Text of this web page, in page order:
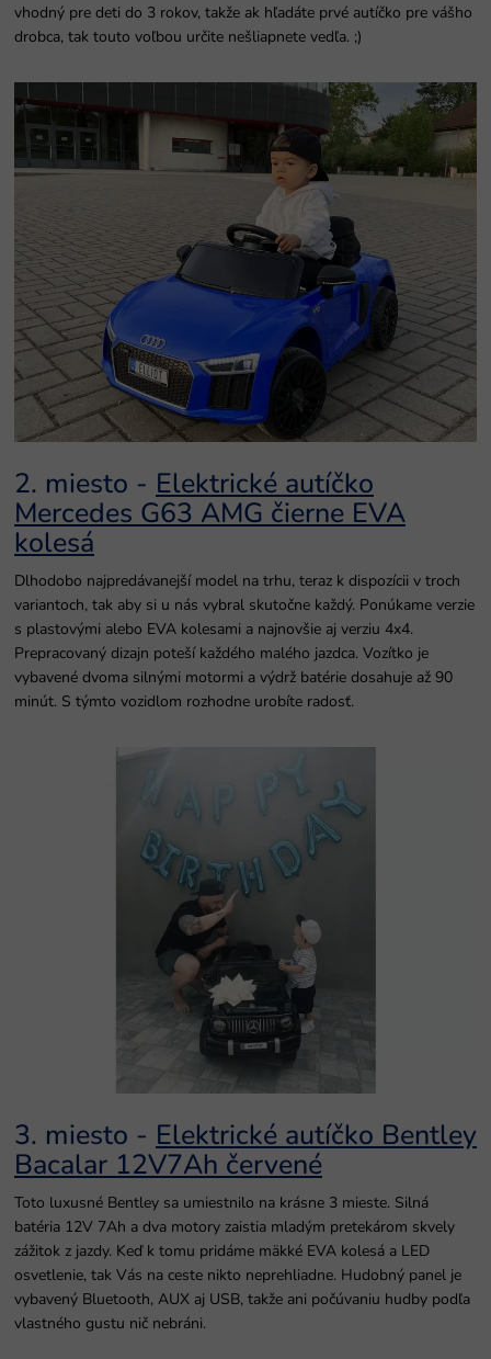
vhodný pre deti do 3 rokov, takže ak hľadáte prvé autíčko pre vášho
drobca, tak touto voľbou určite nešliapnete vedľa. ;)
2. miesto - Elektrické autíčko
Mercedes G63 AMG čierne EVA
kolesá
Dlhodobo najpredávanejší model na trhu, teraz k dispozícii v troch
variantoch, tak aby si u nás vybral skutočne každý. Ponúkame verzie
s plastovými alebo EVA kolesami a najnovšie aj verziu 4x4.
Prepracovaný dizajn poteší každého malého jazdca. Vozítko je
vybavené dvoma silnými motormi a výdrž batérie dosahuje až 90
minút. S týmto vozidlom rozhodne urobíte radosť.
3. miesto - Elektrické autíčko Bentley
Bacalar 12V7Ah červené
Toto luxusné Bentley sa umiestnilo na krásne 3 mieste. Silná
batéria 12V 7Ah a dva motory zaistia mladým pretekárom skvely
zážitok z jazdy. Keď k tomu pridáme mäkké EVA kolesá a LED
osvetlenie, tak Vás na ceste nikto neprehliadne. Hudobný panel je
vybavený Bluetooth, AUX aj USB, takže ani počúvaniu hudby podľa
vlastného gustu nič nebráni.